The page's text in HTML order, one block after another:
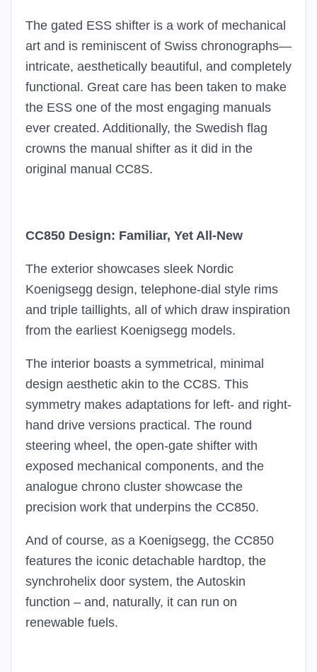
The gated ESS shifter is a work of mechanical
art and is reminiscent of Swiss chronographs—
intricate, aesthetically beautiful, and completely
functional. Great care has been taken to make
the ESS one of the most engaging manuals
ever created. Additionally, the Swedish flag
crowns the manual shifter as it did in the
original manual CC8S.
CC850 Design: Familiar, Yet All-New
The exterior showcases sleek Nordic
Koenigsegg design, telephone-dial style rims
and triple taillights, all of which draw inspiration
from the earliest Koenigsegg models.
The interior boasts a symmetrical, minimal
design aesthetic akin to the CC8S. This
symmetry makes adaptations for left- and right-
hand drive versions practical. The round
steering wheel, the open-gate shifter with
exposed mechanical components, and the
analogue chrono cluster showcase the
precision work that underpins the CC850.
And of course, as a Koenigsegg, the CC850
features the iconic detachable hardtop, the
synchrohelix door system, the Autoskin
function – and, naturally, it can run on
renewable fuels.